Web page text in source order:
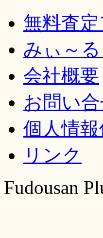
無料査
みぃ～
会社概要
お問い
個人情
リンク
Fudousan